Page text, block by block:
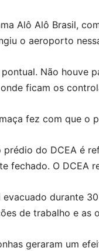
Alô Alô Brasil,
o aeroporto
Não houve
ficam os
fez com que o
prédio do DCEA é
fechado. O DCEA
durante
de trabalho e as
geraram um